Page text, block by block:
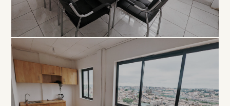
PROFESSIONNEL
Salle de
Réunion